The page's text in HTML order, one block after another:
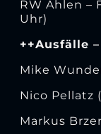
RW Ahlen –
Uhr)
++Ausfälle
Mike
Nico Pellatz
Markus